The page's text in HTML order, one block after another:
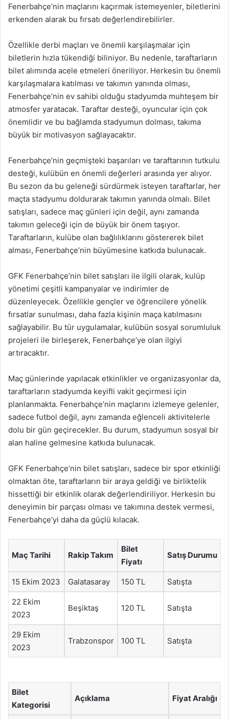
Fenerbahçe’nin maçlarını kaçırmak istemeyenler, biletlerini
erkenden alarak bu fırsatı değerlendirebilirler.
Özellikle derbi maçları ve önemli karşılaşmalar için
biletlerin hızla tükendiği biliniyor. Bu nedenle, taraftarların
bilet alımında acele etmeleri öneriliyor. Herkesin bu önemli
karşılaşmalara katılması ve takımın yanında olması,
Fenerbahçe’nin ev sahibi olduğu stadyumda muhteşem bir
atmosfer yaratacak. Taraftar desteği, oyuncular için çok
önemlidir ve bu bağlamda stadyumun dolması, takıma
büyük bir motivasyon sağlayacaktır.
Fenerbahçe’nin geçmişteki başarıları ve taraftarının tutkulu
desteği, kulübün en önemli değerleri arasında yer alıyor.
Bu sezon da bu geleneği sürdürmek isteyen taraftarlar, her
maçta stadyumu doldurarak takımın yanında olmalı. Bilet
satışları, sadece maç günleri için değil, aynı zamanda
takımın geleceği için de büyük bir önem taşıyor.
Taraftarların, kulübe olan bağlılıklarını göstererek bilet
alması, Fenerbahçe’nin büyümesine katkıda bulunacak.
GFK Fenerbahçe’nin bilet satışları ile ilgili olarak, kulüp
yönetimi çeşitli kampanyalar ve indirimler de
düzenleyecek. Özellikle gençler ve öğrencilere yönelik
fırsatlar sunulması, daha fazla kişinin maça katılmasını
sağlayabilir. Bu tür uygulamalar, kulübün sosyal sorumluluk
projeleri ile birleşerek, Fenerbahçe’ye olan ilgiyi
artıracaktır.
Maç günlerinde yapılacak etkinlikler ve organizasyonlar da,
taraftarların stadyumda keyifli vakit geçirmesi için
planlanmakta. Fenerbahçe’nin maçlarını izlemeye gelenler,
sadece futbol değil, aynı zamanda eğlenceli aktivitelerle
dolu bir gün geçirecekler. Bu durum, stadyumun sosyal bir
alan haline gelmesine katkıda bulunacak.
GFK Fenerbahçe’nin bilet satışları, sadece bir spor etkinliği
olmaktan öte, taraftarların bir araya geldiği ve birliktelik
hissettiği bir etkinlik olarak değerlendiriliyor. Herkesin bu
deneyimin bir parçası olması ve takımına destek vermesi,
Fenerbahçe’yi daha da güçlü kılacak.
Maç Tarihi Rakip Takım
Bilet
Fiyatı
Satış Durumu
15 Ekim 2023 Galatasaray 150 TL Satışta
22 Ekim
2023
Beşiktaş 120 TL Satışta
29 Ekim
2023
Trabzonspor 100 TL Satışta
Bilet
Kategorisi
Açıklama Fiyat Aralığı